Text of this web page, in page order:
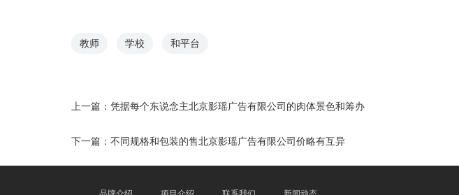
教师 学校 和平台
上一篇： 凭据每个东说念主北京影瑶广告有限公司的肉体景色和筹办
下一篇： 不同规格和包装的售北京影瑶广告有限公司价略有互异